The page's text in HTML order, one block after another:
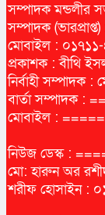
সম্পাদক মন্ডলীর
সম্পাদক
মোবাইল :
প্রকাশক : বীথি
নির্বাহী সম্পাদক
বার্তা সম্পাদক :
মোবাইল :
নিউজ ডেস্ক :
মো: হারুন অর
শরীফ হোসাইন :